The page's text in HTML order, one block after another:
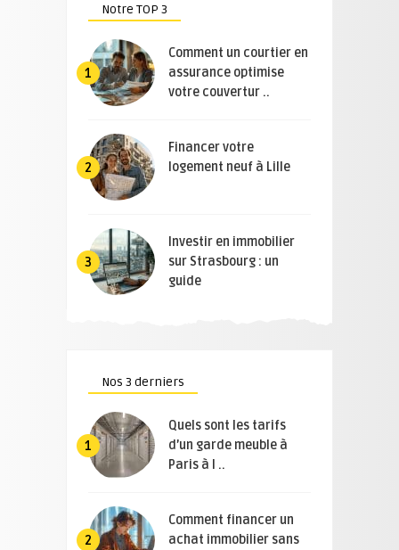
Notre TOP 3
1
Comment un courtier en
assurance optimise
votre couvertur ..
2
Financer votre
logement neuf à Lille
3
Investir en immobilier
sur Strasbourg : un
guide
Nos 3 derniers
1
Quels sont les tarifs
d’un garde meuble à
Paris à l ..
2
Comment financer un
achat immobilier sans